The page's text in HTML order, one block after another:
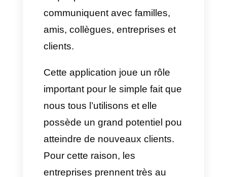
qu’au moment de réaliser la
campagne de marketing il faut
prendre en compte les objectifs
de celle-ci.
Pourquoi WhatsApp joue
un rôle fondamental dans
l’acquisition des
prospects